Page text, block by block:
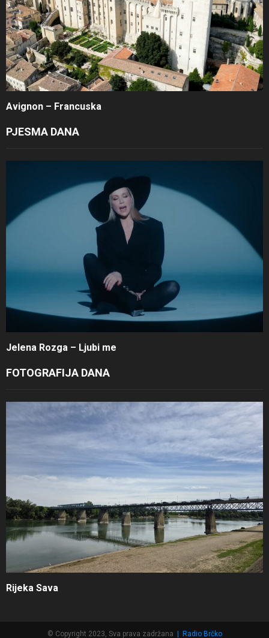
Avignon – Francuska
PJESMA DANA
Jelena Rozga – Ljubi me
FOTOGRAFIJA DANA
Rijeka Sava
© Copyright 2023, Sva prava zadržana Radio Brčko